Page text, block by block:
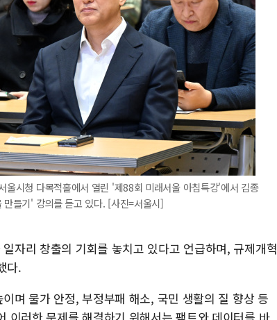
울시청 다목적홀에서 열린 '제88회 미래서울 아침특강'에서 김종
들기' 강의를 듣고 있다. [사진=서울시]
자리 창출의 기회를 놓치고 있다고 언급하며, 규제개혁
다.
며 물가 안정, 부정부패 해소, 국민 생활의 질 향상 등